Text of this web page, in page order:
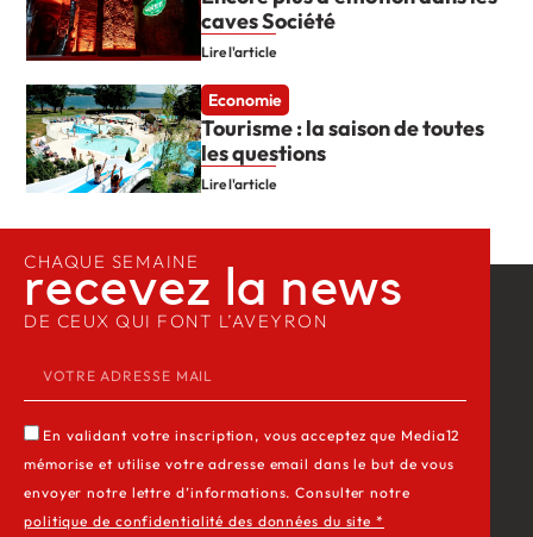
caves Société
Lire l'article
Economie
Tourisme : la saison de toutes
les questions
Lire l'article
CHAQUE SEMAINE
recevez la news​
DE CEUX QUI FONT L’AVEYRON
En validant votre inscription, vous acceptez que Media12
mémorise et utilise votre adresse email dans le but de vous
envoyer notre lettre d’informations. Consulter notre
politique de confidentialité des données du site *